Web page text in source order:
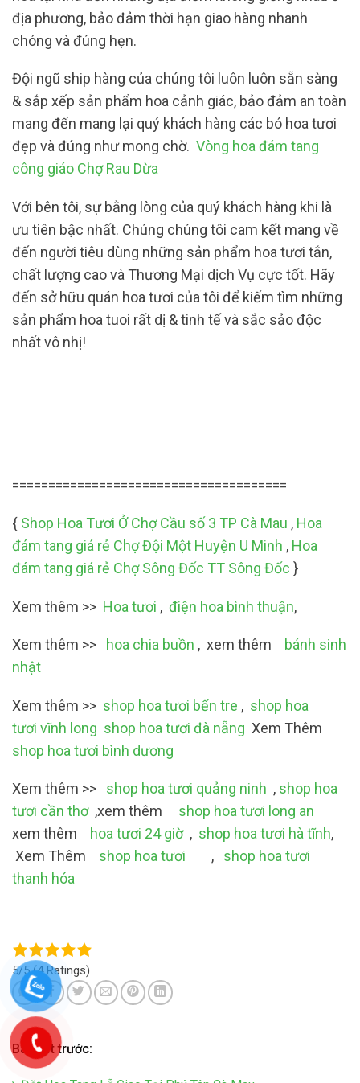
địa phương, bảo đảm thời hạn giao hàng nhanh
chóng và đúng hẹn.
Đội ngũ ship hàng của chúng tôi luôn luôn sẵn sàng
& sắp xếp sản phẩm hoa cảnh giác, bảo đảm an toàn
mang đến mang lại quý khách hàng các bó hoa tươi
đẹp và đúng như mong chờ. Vòng hoa đám tang
công giáo Chợ Rau Dừa
Với bên tôi, sự bằng lòng của quý khách hàng khi là
ưu tiên bậc nhất. Chúng chúng tôi cam kết mang về
đến người tiêu dùng những sản phẩm hoa tươi tắn,
chất lượng cao và Thương Mại dịch Vụ cực tốt. Hãy
đến sở hữu quán hoa tươi của tôi để kiếm tìm những
sản phẩm hoa tuoi rất dị & tinh tế và sắc sảo độc
nhất vô nhị!
======================================
{ Shop Hoa Tươi Ở Chợ Cầu số 3 TP Cà Mau , Hoa
đám tang giá rẻ Chợ Đội Một Huyện U Minh , Hoa
đám tang giá rẻ Chợ Sông Đốc TT Sông Đốc }
Xem thêm >> Hoa tươi , điện hoa bình thuận,
Xem thêm >> hoa chia buồn , xem thêm
bánh sinh
nhật
Xem thêm >> shop hoa tươi bến tre , shop hoa
tươi vĩnh long shop hoa tươi đà nẵng Xem Thêm
shop hoa tươi bình dương
Xem thêm >> shop hoa tươi quảng ninh , shop hoa
tươi cần thơ,xem thêm shop hoa tươi long an
xem thêm hoa tươi 24 giờ , shop hoa tươi hà tĩnh,
Xem Thêm shop hoa tươi ,
shop hoa tươi
thanh hóa
5/5 (4 Ratings)
Bài viết trước: